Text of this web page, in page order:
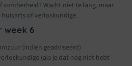
somberheid? Wacht niet te lang, maar
of verloskundige.
week 6
(indien geadviseerd)
(als je dat nog niet hebt